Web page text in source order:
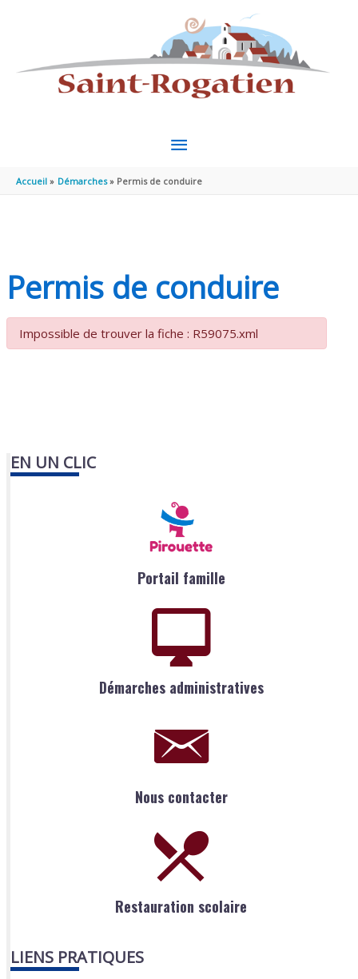
MENU
PRINCIPAL
Accueil Démarches Permis de conduire
Permis de conduire
Impossible de trouver la fiche : R59075.xml
EN UN CLIC
Portail famille
Démarches administratives
Nous contacter
Restauration scolaire
LIENS PRATIQUES